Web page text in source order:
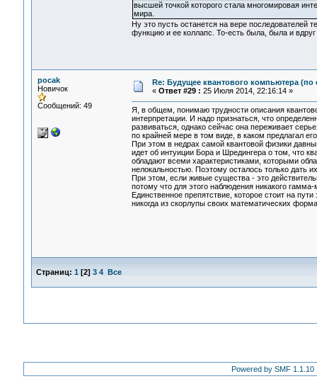
высшей точкой которого стала многомировая
мира.
Ну это пусть останется на вере последователей
функцию и ее коллапс. То-есть была, была и
pocak
Новичок
Сообщений: 49
Re: Будущее квантового компьютера (по
« Ответ #29 : 25 Июля 2014, 22:16:14 »
Я, в общем, понимаю трудности описания
интерпретации. И надо признаться, что
развиваться, однако сейчас она переживает
по крайней мере в том виде, в каком предлагал
При этом в недрах самой квантовой физики
идет об интуиции Бора и Шредингера о том, что
обладают всеми характеристиками, которыми
нелокальностью. Поэтому осталось только дать
При этом, если живые существа - это
потому что для этого наблюдения никакого
Единственное препятствие, которое стоит на
никогда из скорлупы своих математических
Страниц: 1 [2] 3 4 Все
Powered by SMF 1.1.10